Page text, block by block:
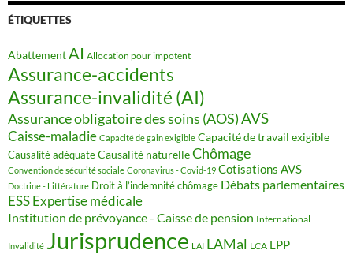
ÉTIQUETTES
AbattementAI Allocation pour impotent
Assurance-accidents
Assurance-invalidité (AI)
Assurance obligatoire des soins (AOS)AVS
Caisse-maladie Capacité de gain exigible Capacité de travail exigible
Causalité adéquate Causalité naturelleChômage
Convention de sécurité sociale Coronavirus - Covid-19 Cotisations AVS
Doctrine - Littérature Droit à l’indemnité chômage Débats parlementaires
ESSExpertise médicale
Institution de prévoyance - Caisse de pension International
Invalidité Jurisprudence LAI LAMal LCA LPP